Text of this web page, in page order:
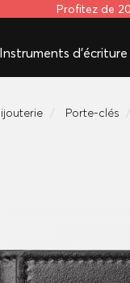
Profitez de
Instruments d'écriture
Porte-clés